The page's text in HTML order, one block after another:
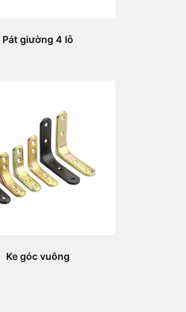
Pát giường 4 lỗ
Ke góc vuông